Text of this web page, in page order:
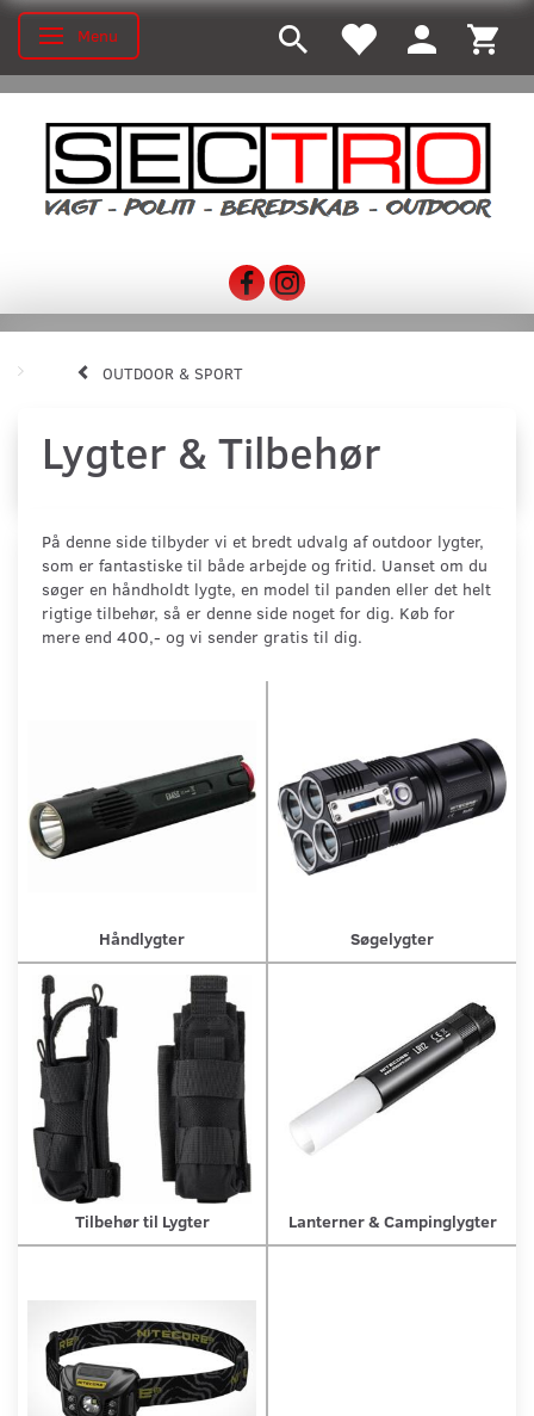
Skifte navigation
Menu
OUTDOOR & SPORT
Lygter & Tilbehør
På denne side tilbyder vi et bredt udvalg af outdoor lygter,
som er fantastiske til både arbejde og fritid. Uanset om du
søger en håndholdt lygte, en model til panden eller det helt
rigtige tilbehør, så er denne side noget for dig. Køb for
mere end 400,- og vi sender gratis til dig.
Håndlygter Søgelygter
Tilbehør til Lygter Lanterner & Campinglygter